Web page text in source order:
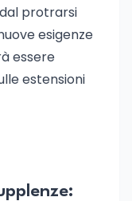
protrarsi
esigenze
essere
estensioni